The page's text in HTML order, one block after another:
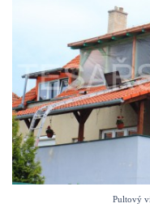
Pultový